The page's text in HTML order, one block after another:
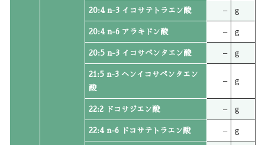
20:4 n-3 イコサテトラエン酸 – g
20:4 n-6 アラキドン酸 – g
20:5 n-3 イコサペンタエン酸 – g
21:5 n-3 ヘンイコサペンタエン
酸
– g
22:2 ドコサジエン酸 – g
22:4 n-6 ドコサテトラエン酸 – g